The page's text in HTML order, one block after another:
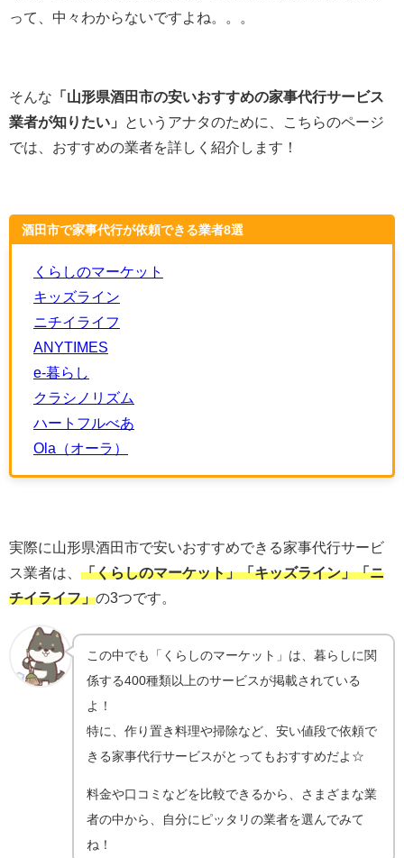
って、中々わからないですよね。。。
そんな 「山形県酒田市の安いおすすめの家事代行サービス
業者が知りたい」
というアナタのために、こちらのページ
では、おすすめの業者を詳しく紹介します！
酒田市で家事代行が依頼できる業者8選
くらしのマーケット
キッズライン
ニチイライフ
ANYTIMES
e-暮らし
クラシノリズム
ハートフルべあ
Ola（オーラ）
実際に山形県酒田市で安いおすすめできる家事代行サービ
ス業者は、 「くらしのマーケット」「キッズライン」「ニ
チイライフ」の3つです。
この中でも「くらしのマーケット」は、暮らしに関
係する400種類以上のサービスが掲載されている
よ！
特に、作り置き料理や掃除など、安い値段で依頼で
きる家事代行サービスがとってもおすすめだよ☆
料金や口コミなどを比較できるから、さまざまな業
者の中から、自分にピッタリの業者を選んでみて
ね！